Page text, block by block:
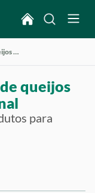
CNA realiza júri técnico de queijos do Prêmio Brasil Artesanal
queijos
para